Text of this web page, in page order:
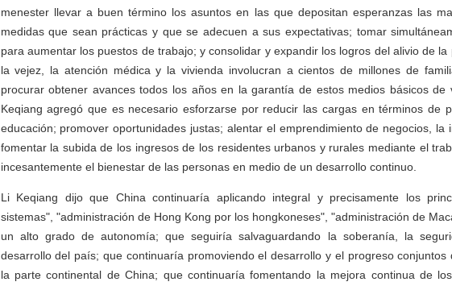
menester llevar a buen término los asuntos en las que depositan esperanzas las
medidas que sean prácticas y que se adecuen a sus expectativas; tomar
para aumentar los puestos de trabajo; y consolidar y expandir los logros del alivio de
la vejez, la atención médica y la vivienda involucran a cientos de millones de
procurar obtener avances todos los años en la garantía de estos medios básicos de
Keqiang agregó que es necesario esforzarse por reducir las cargas en términos de
educación; promover oportunidades justas; alentar el emprendimiento de negocios, la
fomentar la subida de los ingresos de los residentes urbanos y rurales mediante el
incesantemente el bienestar de las personas en medio de un desarrollo continuo.
Li Keqiang dijo que China continuaría aplicando integral y precisamente los
sistemas", "administración de Hong Kong por los hongkoneses", "administración de
un alto grado de autonomía; que seguiría salvaguardando la soberanía, la
desarrollo del país; que continuaría promoviendo el desarrollo y el progreso conjuntos
la parte continental de China; que continuaría fomentando la mejora continua de